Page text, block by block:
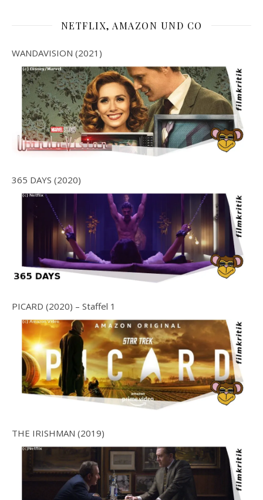
NETFLIX, AMAZON UND CO
WANDAVISION (2021)
365 DAYS (2020)
PICARD (2020) – Staffel 1
THE IRISHMAN (2019)